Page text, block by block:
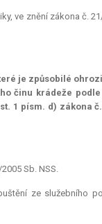
ve znění zákona č.
je způsobilé
činu krádeže
1 písm. d) zákona č.
Sb. NSS.
ze služebního